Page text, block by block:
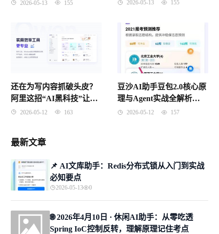
2026-05-13 155 2026-05-13 155
还在为写内容抓破头皮？
阿里这招“AI黑科技”让无
数打工人惊掉了下巴
2026-05-12 163
豆沙AI助手豆包2.0核心原
理与Agent实战全解析
（2026年4月版）
2026-05-12 157
最新文章
📌 ​AI文库助手：Redis分布式锁从入门到实战
必知要点
2026-05-13 0
🌐 2026年4月10日 · 休闲AI助手：从零吃透
Spring IoC控制反转，理解原理记住考点